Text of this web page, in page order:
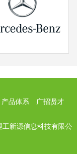
产品体系
广招贤才
工新源信息科技有限公